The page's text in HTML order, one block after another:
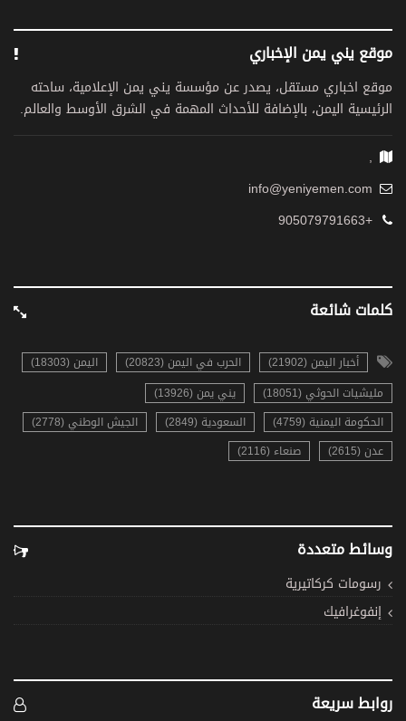
موقع يني يمن الإخباري
موقع اخباري مستقل، يصدر عن مؤسسة يني يمن الإعلامية، ساحته
الرئيسية اليمن، بالإضافة للأحداث المهمة في الشرق الأوسط والعالم.
,
info@yeniyemen.com
+905079791663
كلمات شائعة
أخبار اليمن (21902) الحرب في اليمن (20823)
اليمن (18303)
مليشيات الحوثي (18051)
يني يمن (13926)
الحكومة اليمنية (4759)
السعودية (2849)
الجيش الوطني (2778)
عدن (2615)
صنعاء (2116)
وسائط متعددة
رسومات كركاتيرية
إنفوغرافيك
روابط سريعة